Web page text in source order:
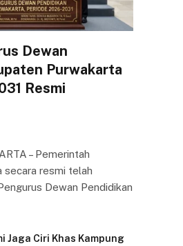
Dewan
Purwakarta
Resmi
– Pemerintah
secara resmi telah
Dewan Pendidikan
Jaga Ciri Khas Kampung